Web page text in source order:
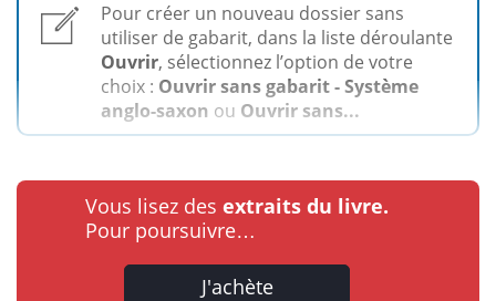
Pour créer un nouveau dossier sans
utiliser de gabarit, dans la liste déroulante
Ouvrir, sélectionnez l’option de votre
choix : Ouvrir sans gabarit - Système
anglo-saxon ou Ouvrir sans...
Vous lisez des extraits du livre.
Pour poursuivre…
J'achète